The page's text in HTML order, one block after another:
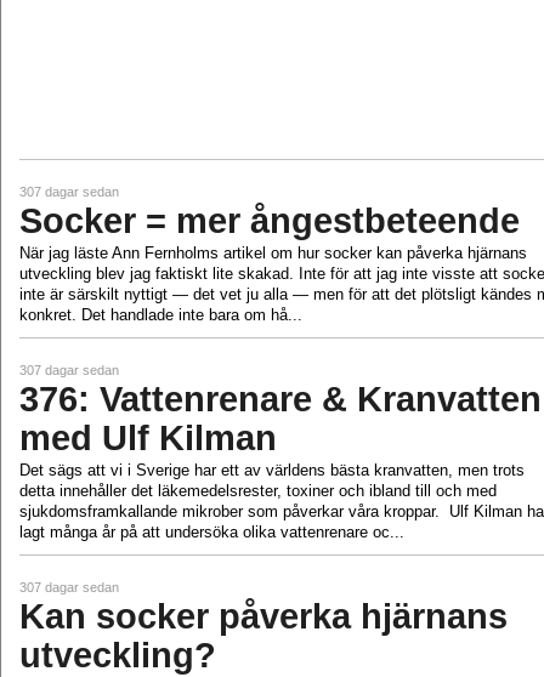
307 dagar sedan
Socker = mer ångestbeteende
När jag läste Ann Fernholms artikel om hur socker kan påverka hjärnans
utveckling blev jag faktiskt lite skakad. Inte för att jag inte visste att
inte är särskilt nyttigt — det vet ju alla — men för att det plötsligt kändes
konkret. Det handlade inte bara om hå...
307 dagar sedan
376: Vattenrenare & Kranvatten
med Ulf Kilman
Det sägs att vi i Sverige har ett av världens bästa kranvatten, men trots
detta innehåller det läkemedelsrester, toxiner och ibland till och med
sjukdomsframkallande mikrober som påverkar våra kroppar. Ulf Kilman
lagt många år på att undersöka olika vattenrenare oc...
307 dagar sedan
Kan socker påverka hjärnans
utveckling?